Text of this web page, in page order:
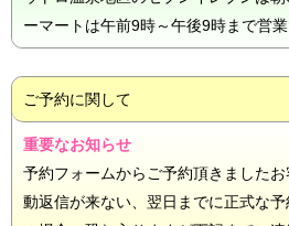
ーマートは午前9時～午後9時まで営業
ご予約に関して
重要なお知らせ
予約フォームからご予約頂きました
動返信が来ない、翌日までに正式な